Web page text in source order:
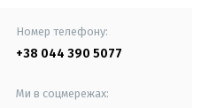
Номер телефону:
+38 044 390 5077
Ми в соцмережах: